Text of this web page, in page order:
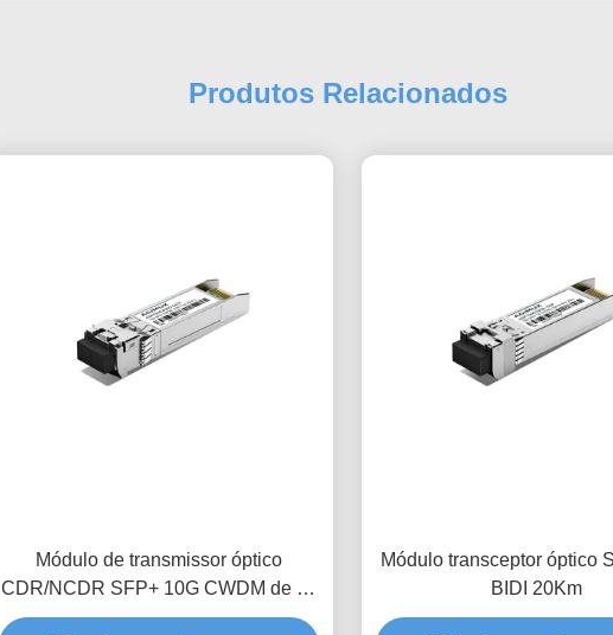
Produtos Relacionados
Módulo de transmissor óptico
CDR/NCDR SFP+ 10G CWDM de 40
km
Módulo transceptor óptico
BIDI 20Km